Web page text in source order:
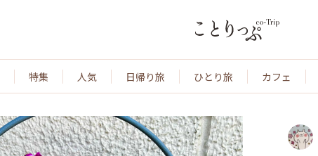
特集 人気 日帰り旅 ひとり旅 カフェ